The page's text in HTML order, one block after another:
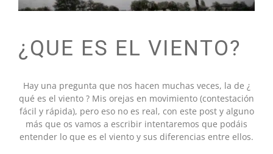
¿QUE ES EL VIENTO?
Hay una pregunta que nos hacen muchas veces, la de ¿
qué es el viento ? Mis orejas en movimiento (contestación
fácil y rápida), pero eso no es real, con este post y alguno
más que os vamos a escribir intentaremos que podáis
entender lo que es el viento y sus diferencias entre ellos.